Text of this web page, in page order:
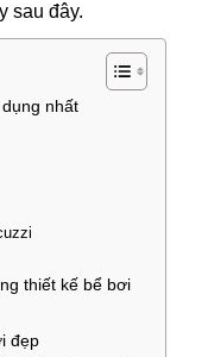
sau đây.
nhất
thiết kế bể bơi
đẹp